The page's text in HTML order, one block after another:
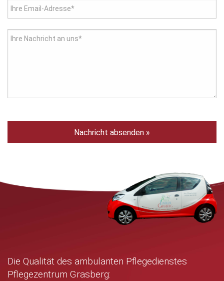
Ihre Email-Adresse*
Ihre Nachricht an uns*
Die Qualität des ambulanten Pflegedienstes
Pflegezentrum Grasberg: